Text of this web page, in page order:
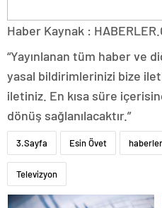
Haber Kaynak :
“Yayınlanan tüm haber ve
yasal bildirimlerinizi bize
iletiniz. En kısa süre
dönüş sağlanılacaktır.”
3.Sayfa Esin Övet haberler
Televizyon